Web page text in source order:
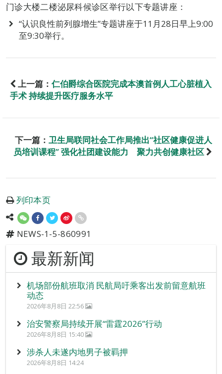
门诊大楼二楼泌尿科候诊区举行以下专题讲座：
“认识良性前列腺增生”专题讲座于11月28日早上9:00
至9:30举行。
上一篇：仁伯爵综合医院完成本澳首例人工心脏植入
手术 持续提升医疗服务水平
下一篇： 卫生局联同社会工作局推出“社区健康促进人
员培训课程” 强化社团建设能力 聚力共创健康社区
列印本页
NEWS-1-5-860991
最新新闻
机场部份航班取消 民航局吁乘客出发前留意航班
动态
2026年8月8日 22:56
治安警察局持续开展“雷霆2026”行动
2026年8月8日 15:40
涉杀人未遂内地男子被羁押
2026年8月8日 14:24